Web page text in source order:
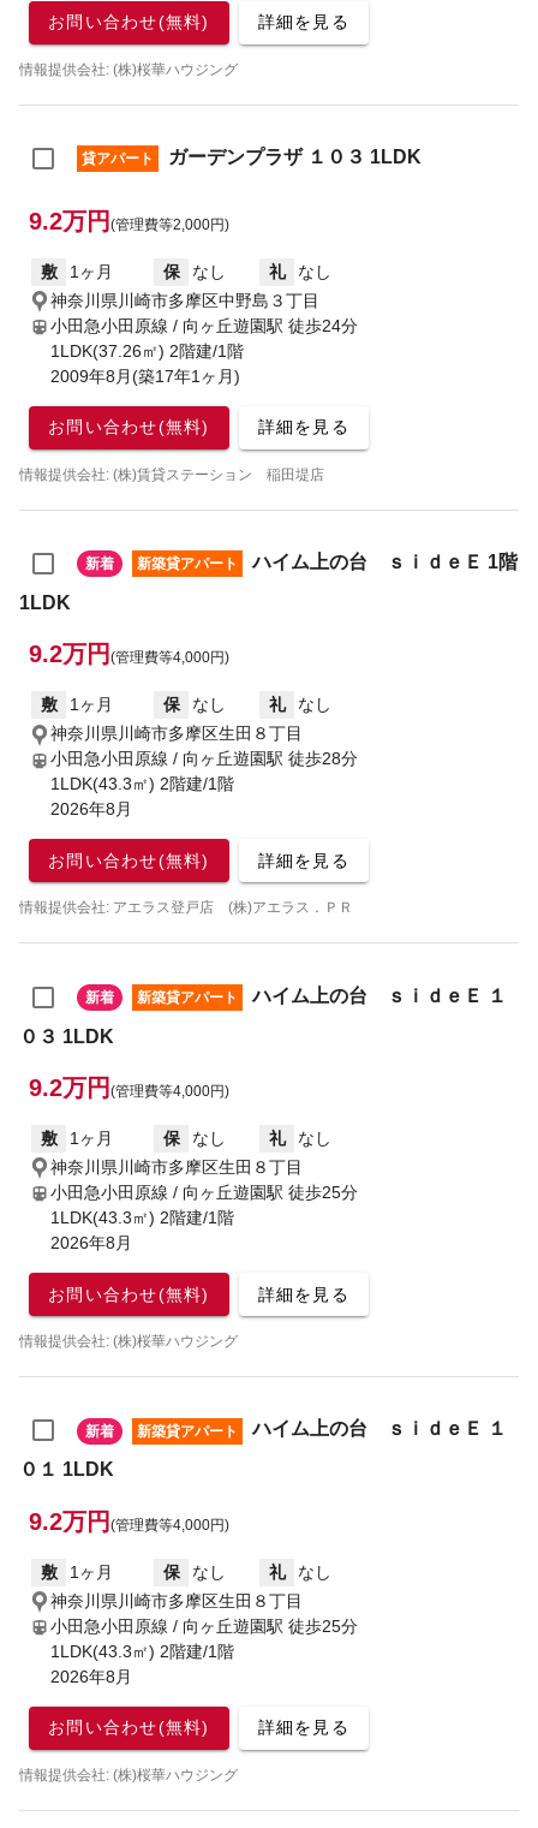
お問い合わせ(無料) 詳細を見る
情報提供会社: (株)桜華ハウジング
貸アパート ガーデンプラザ １０３ 1LDK
9.2万円 (管理費等2,000円)
敷 1ヶ月 保 なし 礼
なし
神奈川県川崎市多摩区中野島３丁目
小田急小田原線 / 向ヶ丘遊園駅 徒歩24分
1LDK(37.26㎡) 2階建/1階
2009年8月(築17年1ヶ月)
お問い合わせ(無料) 詳細を見る
情報提供会社: (株)賃貸ステーション 稲田堤店
新着 新築貸アパート
ハイム上の台 ｓｉｄｅＥ 1階
1LDK
9.2万円 (管理費等4,000円)
敷 1ヶ月 保 なし 礼
なし
神奈川県川崎市多摩区生田８丁目
小田急小田原線 / 向ヶ丘遊園駅 徒歩28分
1LDK(43.3㎡) 2階建/1階
2026年8月
お問い合わせ(無料) 詳細を見る
情報提供会社: アエラス登戸店 (株)アエラス．ＰＲ
新着 新築貸アパート
ハイム上の台 ｓｉｄｅＥ １
０３ 1LDK
9.2万円 (管理費等4,000円)
敷 1ヶ月 保 なし 礼
なし
神奈川県川崎市多摩区生田８丁目
小田急小田原線 / 向ヶ丘遊園駅 徒歩25分
1LDK(43.3㎡) 2階建/1階
2026年8月
お問い合わせ(無料) 詳細を見る
情報提供会社: (株)桜華ハウジング
新着 新築貸アパート
ハイム上の台 ｓｉｄｅＥ １
０１ 1LDK
9.2万円 (管理費等4,000円)
敷 1ヶ月 保 なし 礼
なし
神奈川県川崎市多摩区生田８丁目
小田急小田原線 / 向ヶ丘遊園駅 徒歩25分
1LDK(43.3㎡) 2階建/1階
2026年8月
お問い合わせ(無料) 詳細を見る
情報提供会社: (株)桜華ハウジング